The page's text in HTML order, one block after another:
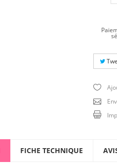
FICHE TECHNIQUE